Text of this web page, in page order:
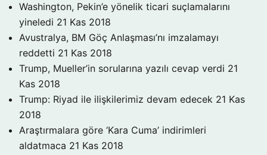
Washington, Pekin’e yönelik ticari suçlamalarını
yineledi 21 Kas 2018
Avustralya, BM Göç Anlaşması’nı imzalamayı
reddetti 21 Kas 2018
Trump, Mueller’in sorularına yazılı cevap verdi 21
Kas 2018
Trump: Riyad ile ilişkilerimiz devam edecek 21 Kas
2018
Araştırmalara göre ‘Kara Cuma’ indirimleri
aldatmaca 21 Kas 2018